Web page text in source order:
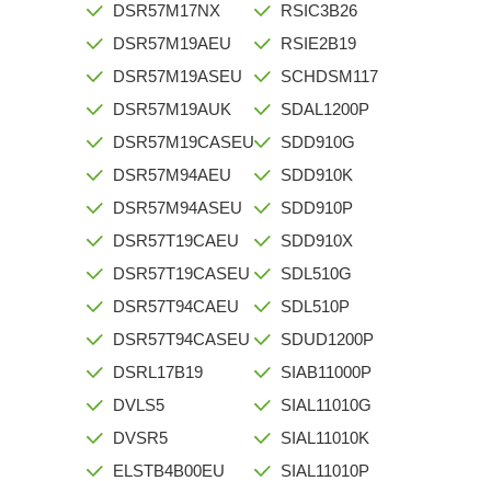
DSR57M17NX
DSR57M19AEU
DSR57M19ASEU
DSR57M19AUK
DSR57M19CASEU
DSR57M94AEU
DSR57M94ASEU
DSR57T19CAEU
DSR57T19CASEU
DSR57T94CAEU
DSR57T94CASEU
DSRL17B19
DVLS5
DVSR5
ELSTB4B00EU
RSIC3B26
RSIE2B19
SCHDSM117
SDAL1200P
SDD910G
SDD910K
SDD910P
SDD910X
SDL510G
SDL510P
SDUD1200P
SIAB11000P
SIAL11010G
SIAL11010K
SIAL11010P